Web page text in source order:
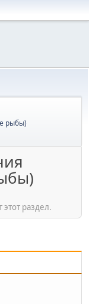
рыбы)
раздел.